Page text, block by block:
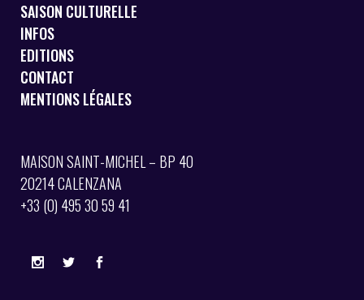
SAISON CULTURELLE
INFOS
EDITIONS
CONTACT
MENTIONS LÉGALES
MAISON SAINT-MICHEL – BP 40
20214 CALENZANA
+33 (0) 495 30 59 41